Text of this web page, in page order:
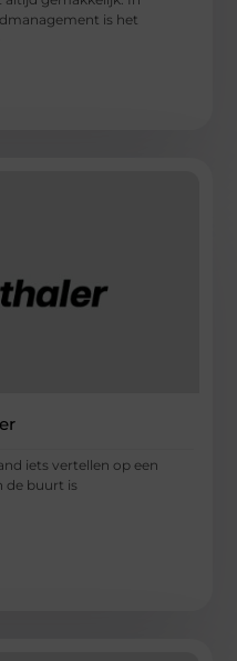
is het
iets vertellen op een
de buurt is